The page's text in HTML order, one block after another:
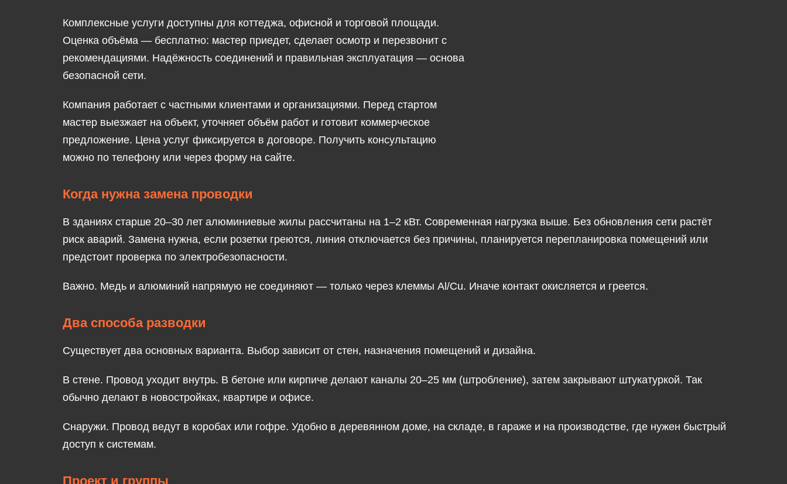
Комплексные услуги доступны для коттеджа, офисной и торговой площади.
Оценка объёма — бесплатно: мастер приедет, сделает осмотр и перезвонит с
рекомендациями. Надёжность соединений и правильная эксплуатация — основа
безопасной сети.
Компания работает с частными клиентами и организациями. Перед стартом
мастер выезжает на объект, уточняет объём работ и готовит коммерческое
предложение. Цена услуг фиксируется в договоре. Получить консультацию
можно по телефону или через форму на сайте.
Когда нужна замена проводки
В зданиях старше 20–30 лет алюминиевые жилы рассчитаны на 1–2 кВт. Современная нагрузка выше. Без обновления сети растёт
риск аварий. Замена нужна, если розетки греются, линия отключается без причины, планируется перепланировка помещений или
предстоит проверка по электробезопасности.
Важно. Медь и алюминий напрямую не соединяют — только через клеммы Al/Cu. Иначе контакт окисляется и греется.
Два способа разводки
Существует два основных варианта. Выбор зависит от стен, назначения помещений и дизайна.
В стене. Провод уходит внутрь. В бетоне или кирпиче делают каналы 20–25 мм (штробление), затем закрывают штукатуркой. Так
обычно делают в новостройках, квартире и офисе.
Снаружи. Провод ведут в коробах или гофре. Удобно в деревянном доме, на складе, в гараже и на производстве, где нужен быстрый
доступ к системам.
Проект и группы